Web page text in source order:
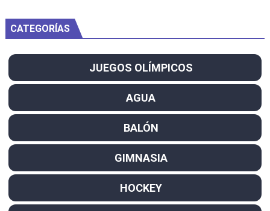
CATEGORÍAS
JUEGOS OLÍMPICOS
AGUA
BALÓN
GIMNASIA
HOCKEY